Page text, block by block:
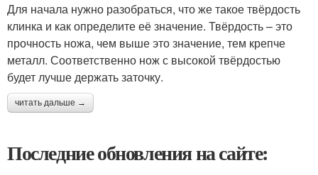
Для начала нужно разобраться, что же такое твёрдость
клинка и как определите её значение. Твёрдость – это
прочность ножа, чем выше это значение, тем крепче
металл. Соответственно нож с высокой твёрдостью
будет лучше держать заточку.
читать дальше →
Последние обновления на сайте: